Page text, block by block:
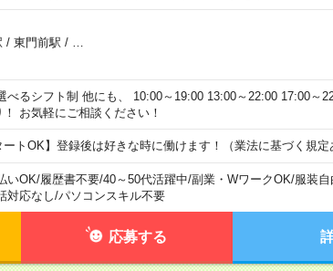
/ 東門前駅 /
るシフト制 他にも、 10:00～19:00 13:00～22:00 17:00～
お気軽にご相談ください！
ートOK】登録後は好きな時に働けます！（業法に基づく規定
いOK/履歴書不要/40～50代活躍中/副業・WワークOK/服装自
対応なし/パソコンスキル不要
応募する